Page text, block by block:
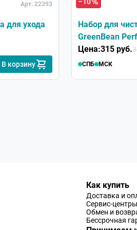
можете разместить и на
главными технологами
потребителями продукции на
Арт. 22393
для ухода
В корзину
Набор для
GreenBean
Цена:315 руб.
СПБ МСК
Как купить
Доставка и
Сервис-центры
Обмен и
Бессрочная